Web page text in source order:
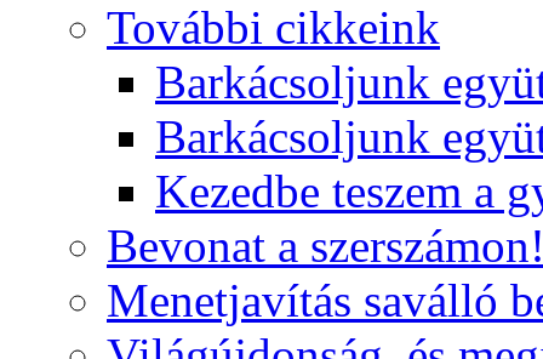
További cikkeink
Barkácsoljunk
Barkácsoljunk
Kezedbe teszem a
Bevonat a
Menetjavítás saválló